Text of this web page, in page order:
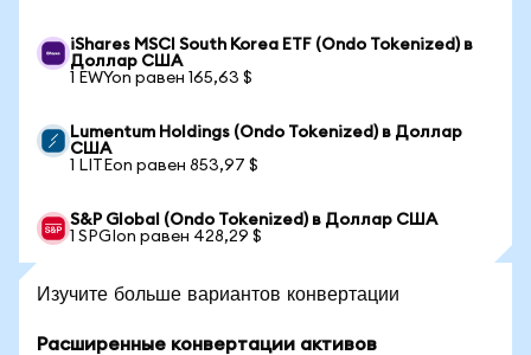
iShares MSCI South Korea ETF (Ondo Tokenized) в
Доллар США
1 EWYon равен 165,63 $
Lumentum Holdings (Ondo Tokenized) в Доллар
США
1 LITEon равен 853,97 $
S&P Global (Ondo Tokenized) в Доллар США
1 SPGIon равен 428,29 $
Изучите больше вариантов конвертации
Расширенные конвертации активов